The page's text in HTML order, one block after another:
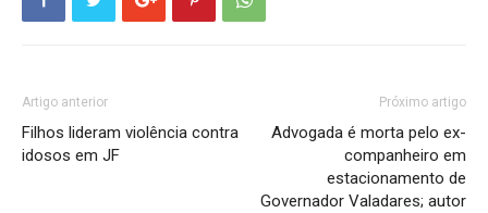
Artigo anterior
Filhos lideram violência contra
idosos em JF
Próximo artigo
Advogada é morta pelo ex-
companheiro em
estacionamento de
Governador Valadares; autor